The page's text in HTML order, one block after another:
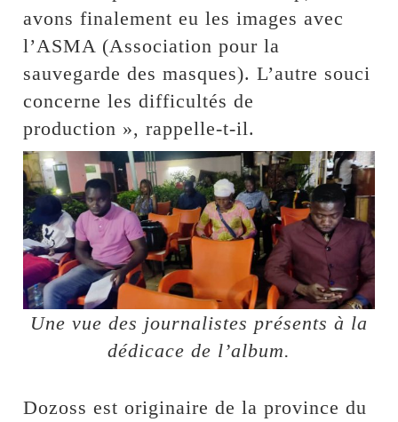
avons finalement eu les images avec
l’ASMA (Association pour la
sauvegarde des masques). L’autre souci
concerne les difficultés de
production », rappelle-t-il.
Une vue des journalistes présents à la
dédicace de l’album.
Dozoss est originaire de la province du